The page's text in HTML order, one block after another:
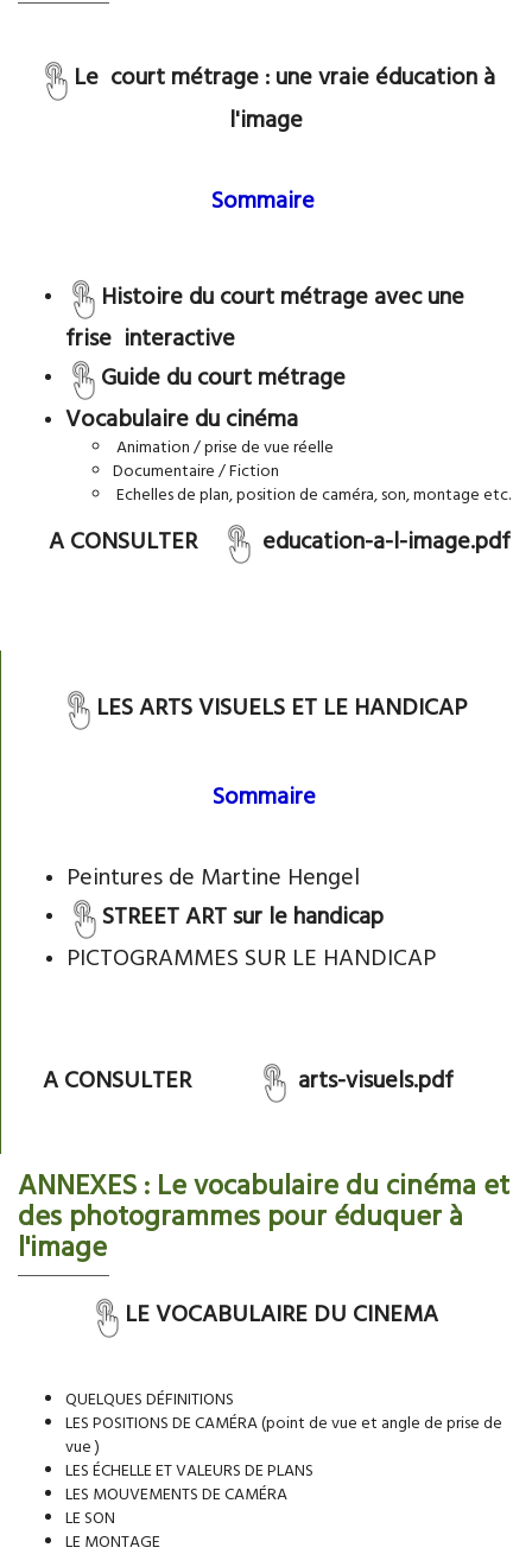
Le court métrage : une vraie éducation à
l'image
Sommaire
Histoire du court métrage avec une
frise interactive
Guide du court métrage
Vocabulaire du cinéma
Animation / prise de vue réelle ​
Documentaire / Fiction
Echelles de plan, position de caméra, son, montage etc.
A CONSULTER education-a-l-image.pdf
LES ARTS VISUELS ET LE HANDICAP
Sommaire
Peintures de Martine Hengel
STREET ART sur le handicap
PICTOGRAMMES SUR LE HANDICAP
A CONSULTER arts-visuels.pdf
ANNEXES : Le vocabulaire du cinéma et
des photogrammes pour éduquer à
l'image
LE VOCABULAIRE DU CINEMA
QUELQUES DÉFINITIONS
LES POSITIONS DE CAMÉRA (point de vue et angle de prise de
vue )
LES ÉCHELLE ET VALEURS DE PLANS
LES MOUVEMENTS DE CAMÉRA
LE SON
LE MONTAGE